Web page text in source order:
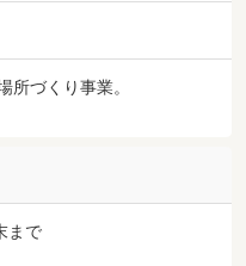
所づくり事業。
まで